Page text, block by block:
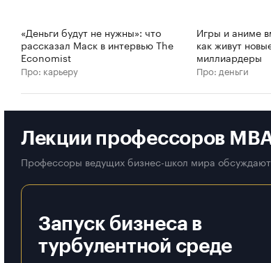
«Деньги будут не нужны»: что
рассказал Маск в интервью The
Economist
Про: карьеру
Игры и аниме
как живут
миллиардеры
Про: деньги
Лекции профессоров
Профессоры ведущих бизнес-школ мира
Запуск бизнеса в
турбулентной среде